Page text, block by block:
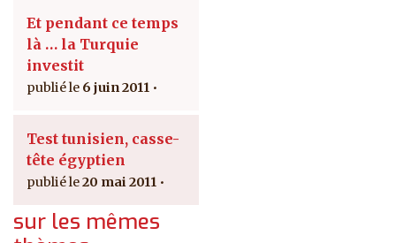
Et pendant ce temps
là … la Turquie
investit
6 juin 2011
Test tunisien, casse-
tête égyptien
20 mai 2011
sur les mêmes